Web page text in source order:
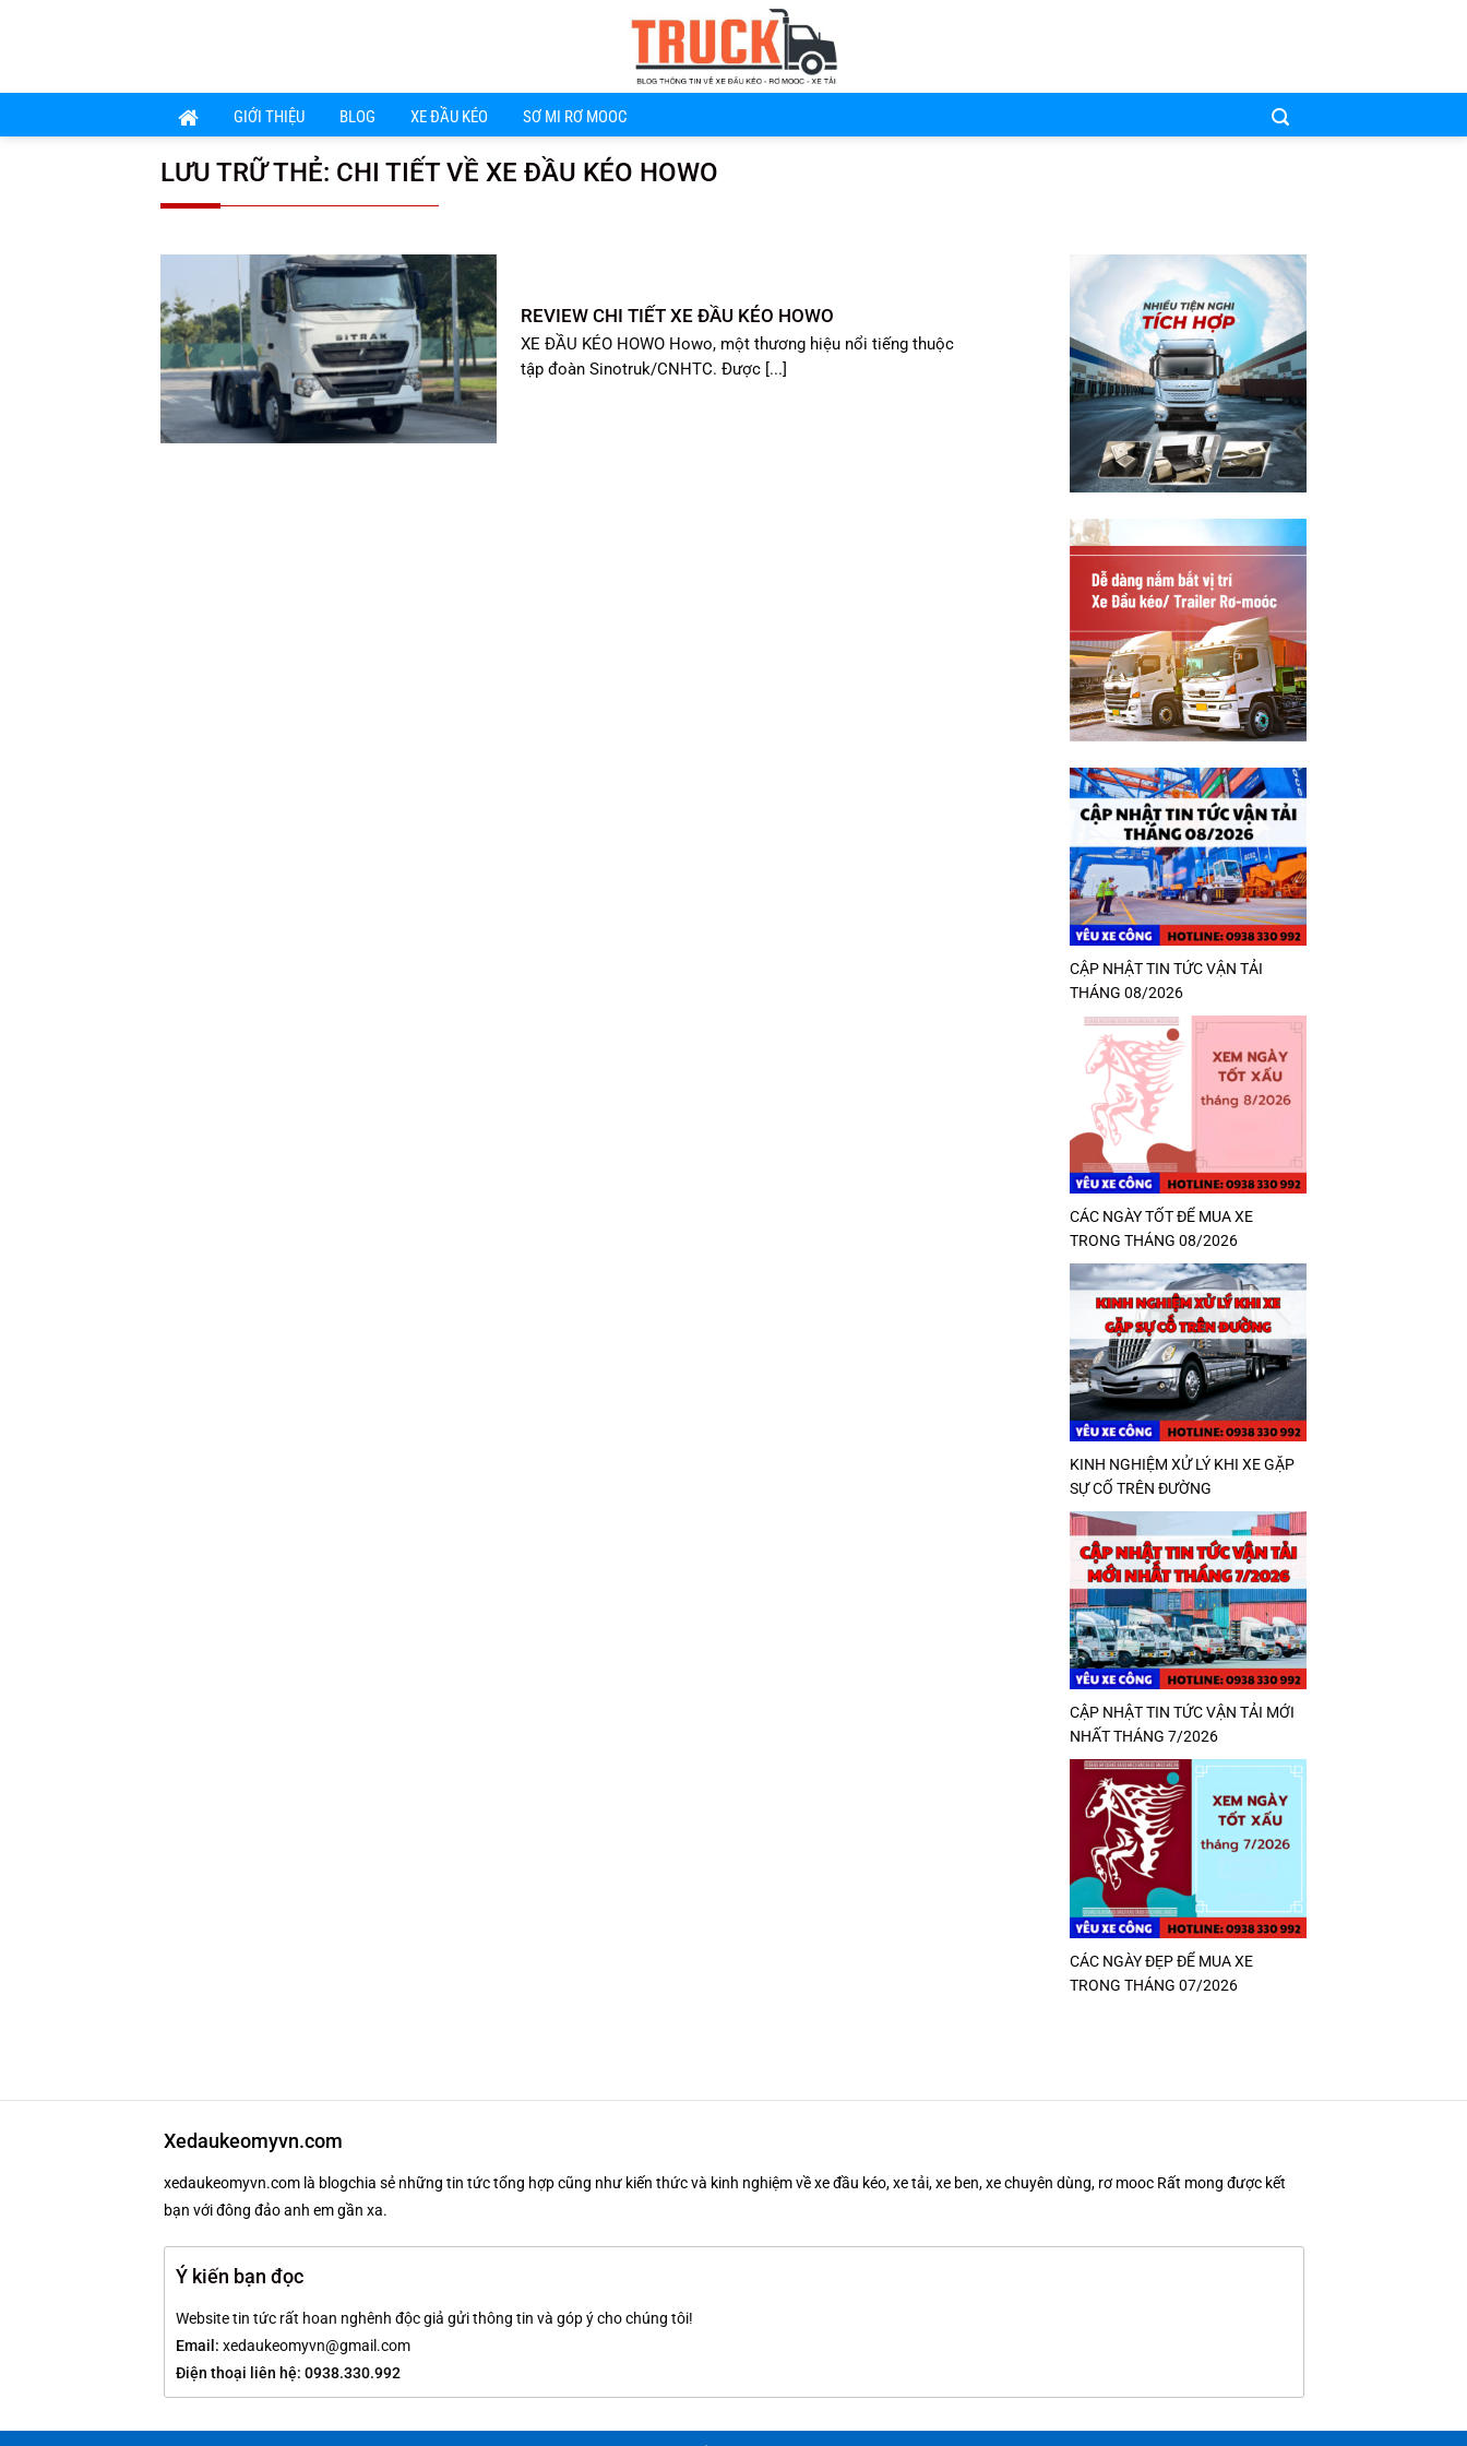
dung
GIỚI THIỆU BLOG XE ĐẦU KÉO SƠ MI RƠ MOOC
LƯU TRỮ THẺ: CHI TIẾT VỀ XE ĐẦU KÉO HOWO
REVIEW CHI TIẾT XE ĐẦU KÉO HOWO
XE ĐẦU KÉO HOWO Howo, một thương hiệu nổi tiếng thuộc
tập đoàn Sinotruk/CNHTC. Được [...]
CẬP NHẬT TIN TỨC VẬN TẢI
THÁNG 08/2026
CÁC NGÀY TỐT ĐỂ MUA XE
TRONG THÁNG 08/2026
KINH NGHIỆM XỬ LÝ KHI XE GẶP
SỰ CỐ TRÊN ĐƯỜNG
CẬP NHẬT TIN TỨC VẬN TẢI MỚI
NHẤT THÁNG 7/2026
CÁC NGÀY ĐẸP ĐỂ MUA XE
TRONG THÁNG 07/2026
Xedaukeomyvn.com
xedaukeomyvn.com là blogchia sẻ những tin tức tổng hợp cũng như kiến thức và kinh nghiệm về xe đầu kéo, xe tải, xe ben, xe chuyên dùng, rơ mooc Rất mong được kết
bạn với đông đảo anh em gần xa.
Ý kiến bạn đọc
Website tin tức rất hoan nghênh độc giả gửi thông tin và góp ý cho chúng tôi!
Email: xedaukeomyvn@gmail.com
Điện thoại liên hệ: 0938.330.992